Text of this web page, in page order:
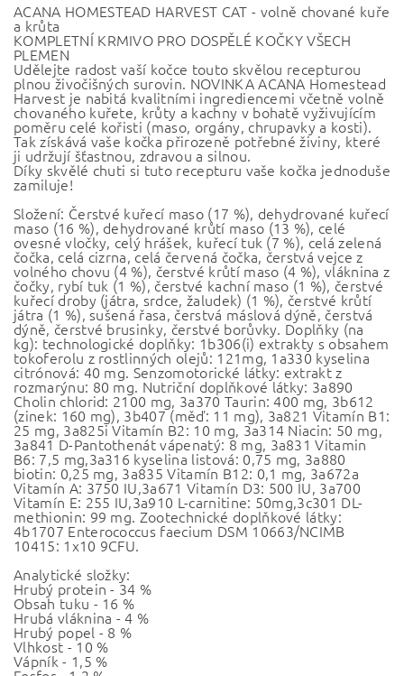
ACANA HOMESTEAD HARVEST CAT - volně chované kuře
a krůta
KOMPLETNÍ KRMIVO PRO DOSPĚLÉ KOČKY VŠECH
PLEMEN
Udělejte radost vaší kočce touto skvělou recepturou
plnou živočišných surovin. NOVINKA ACANA Homestead
Harvest je nabitá kvalitními ingrediencemi včetně volně
chovaného kuřete, krůty a kachny v bohatě vyživujícím
poměru celé kořisti (maso, orgány, chrupavky a kosti).
Tak získává vaše kočka přirozeně potřebné živiny, které
ji udržují šťastnou, zdravou a silnou.
Díky skvělé chuti si tuto recepturu vaše kočka jednoduše
zamiluje!
Složení: Čerstvé kuřecí maso (17 %), dehydrované kuřecí
maso (16 %), dehydrované krůtí maso (13 %), celé
ovesné vločky, celý hrášek, kuřecí tuk (7 %), celá zelená
čočka, celá cizrna, celá červená čočka, čerstvá vejce z
volného chovu (4 %), čerstvé krůtí maso (4 %), vláknina z
čočky, rybí tuk (1 %), čerstvé kachní maso (1 %), čerstvé
kuřecí droby (játra, srdce, žaludek) (1 %), čerstvé krůtí
játra (1 %), sušená řasa, čerstvá máslová dýně, čerstvá
dýně, čerstvé brusinky, čerstvé borůvky. Doplňky (na
kg): technologické doplňky: 1b306(i) extrakty s obsahem
tokoferolu z rostlinných olejů: 121mg, 1a330 kyselina
citrónová: 40 mg. Senzomotorické látky: extrakt z
rozmarýnu: 80 mg. Nutriční doplňkové látky: 3a890
Cholin chlorid: 2100 mg, 3a370 Taurin: 400 mg, 3b612
(zinek: 160 mg), 3b407 (měď: 11 mg), 3a821 Vitamín B1:
25 mg, 3a825i Vitamín B2: 10 mg, 3a314 Niacin: 50 mg,
3a841 D-Pantothenát vápenatý: 8 mg, 3a831 Vitamin
B6: 7,5 mg,3a316 kyselina listová: 0,75 mg, 3a880
biotin: 0,25 mg, 3a835 Vitamín B12: 0,1 mg, 3a672a
Vitamín A: 3750 IU,3a671 Vitamín D3: 500 IU, 3a700
Vitamín E: 255 IU,3a910 L-carnitine: 50mg,3c301 DL-
methionin: 99 mg. Zootechnické doplňkové látky:
4b1707 Enterococcus faecium DSM 10663/NCIMB
10415: 1x10 9CFU.
Analytické složky:
Hrubý protein - 34 %
Obsah tuku - 16 %
Hrubá vláknina - 4 %
Hrubý popel - 8 %
Vlhkost - 10 %
Vápník - 1,5 %